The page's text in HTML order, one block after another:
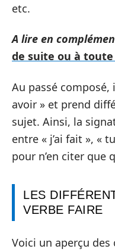
etc.
A lire en
de suite ou à
Au passé composé,
avoir » et prend
sujet. Ainsi, la
entre « j’ai fait », «
pour n’en citer que
LES
VERBE FAIRE
Voici un aperçu